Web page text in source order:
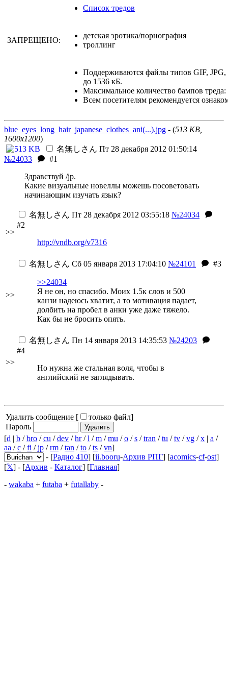
Список тредов
ЗАПРЕЩЕНО:
детская эротика/порнография
троллинг
Поддерживаются файлы типов GIF, JPG,
до 1536 кБ.
Максимальное количество бампов треда:
Всем посетителям рекомендуется
blue_eyes_long_hair_japanese_clothes_ani(...).jpg - (513 KB,
1600x1200)
名無しさん Пт 28 декабря 2012 01:50:14
№24033
#1
Здравствуй /jp.
Какие визуальные новеллы можешь посоветовать
начинающим изучать язык?
>>
名無しさん Пт 28 декабря 2012 03:55:18 №24034
#2
http://vndb.org/v7316
>>
名無しさん Сб 05 января 2013 17:04:10 №24101 #3
>>24034
Я не он, но спасибо. Моих 1.5к слов и 500
канзи надеюсь хватит, а то мотивация падает,
долбить на пробел в анки уже даже тяжело.
Как бы не бросить опять.
>>
名無しさん Пн 14 января 2013 14:35:53 №24203
#4
Но нужна же стальная воля, чтобы в
английский не заглядывать.
Удалить сообщение [ только файл]
Пароль
[d | b /bro /cu /dev /hr/l /m /mu /o /s /tran /tu /tv /vg /x | a /
aa /c /fi /jp /rm /tan /to /ts /vn]
- [Радио 410] [ii.booru-Архив РПГ] [acomics-cf-ost]
[𝕏] - [Архив - Каталог] [Главная]
- wakaba + futaba + futallaby -